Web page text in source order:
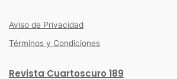
Aviso de Privacidad
Términos y Condiciones
Revista Cuartoscuro 189